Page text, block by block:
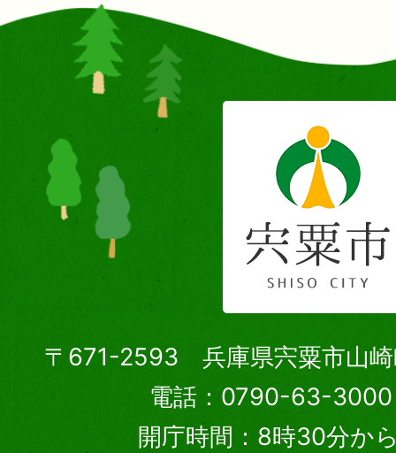
〒671-2593 兵庫県宍粟市山崎
電話：0790-63-3000
開庁時間：8時30分か